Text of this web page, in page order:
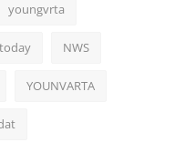
youngvrta
NWS
YOUNVARTA